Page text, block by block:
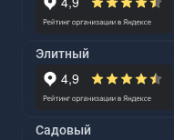
Элитный
Садовый